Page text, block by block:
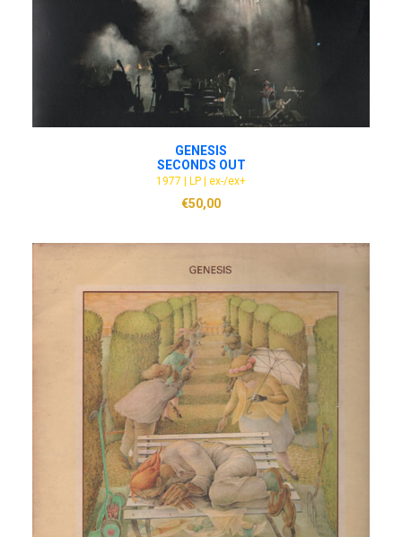
ADD TO CART
GENESIS
SECONDS OUT
1977 | LP | ex-/ex+
€50,00